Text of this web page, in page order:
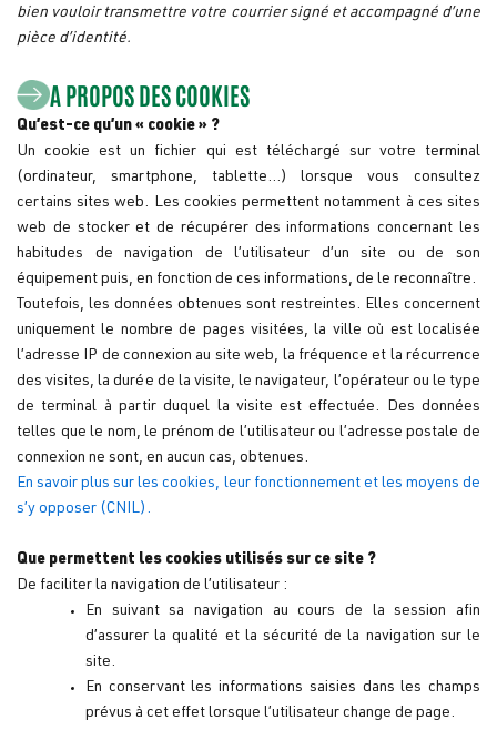
bien vouloir transmettre votre courrier signé et accompagné d’une
pièce d’identité.
A PROPOS DES COOKIES
Qu’est-ce qu’un « cookie » ?
Un cookie est un fichier qui est téléchargé sur votre terminal
(ordinateur, smartphone, tablette…) lorsque vous consultez
certains sites web. Les cookies permettent notamment à ces sites
web de stocker et de récupérer des informations concernant les
habitudes de navigation de l’utilisateur d’un site ou de son
équipement puis, en fonction de ces informations, de le reconnaître.
Toutefois, les données obtenues sont restreintes. Elles concernent
uniquement le nombre de pages visitées, la ville où est localisée
l’adresse IP de connexion au site web, la fréquence et la récurrence
des visites, la durée de la visite, le navigateur, l’opérateur ou le type
de terminal à partir duquel la visite est effectuée. Des données
telles que le nom, le prénom de l’utilisateur ou l’adresse postale de
connexion ne sont, en aucun cas, obtenues.
En savoir plus sur les cookies, leur fonctionnement et les moyens de
s’y opposer (CNIL).
Que permettent les cookies utilisés sur ce site ?
De faciliter la navigation de l’utilisateur :
En suivant sa navigation au cours de la session afin
d’assurer la qualité et la sécurité de la navigation sur le
site.
En conservant les informations saisies dans les champs
prévus à cet effet lorsque l’utilisateur change de page.